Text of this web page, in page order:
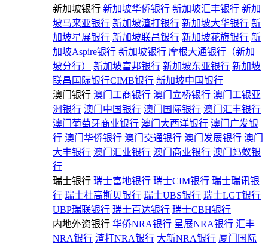
新加坡银行 新加坡华侨银行 新加坡汇丰银行 新加
坡马来亚银行 新加坡渣打银行 新加坡大华银行 新
加坡星展银行 新加坡联昌银行 新加坡花旗银行 新
加坡Aspire银行 新加坡银行 摩根大通银行（新加
坡分行）
新加坡富邦银行 新加坡东亚银行 新加坡
联昌国际银行CIMB银行 新加坡中国银行
澳门银行 澳门工商银行 澳门立桥银行 澳门工银亚
洲银行 澳门中国银行 澳门国际银行 澳门汇丰银行
澳门葡萄牙商业银行 澳门大西洋银行 澳门广发银
行 澳门华侨银行 澳门交通银行 澳门发展银行 澳门
大丰银行 澳门汇业银行 澳门商业银行 澳门蚂蚁银
行
瑞士银行 瑞士富地银行 瑞士CIM银行 瑞士瑞讯银
行 瑞士杜高斯贝银行 瑞士UBS银行 瑞士LGT银行
UBP瑞联银行 瑞士百达银行 瑞士CBH银行
内地外资银行 华侨NRA银行 星展NRA银行 汇丰
NRA银行 渣打NRA银行 大新NRA银行 厦门国际